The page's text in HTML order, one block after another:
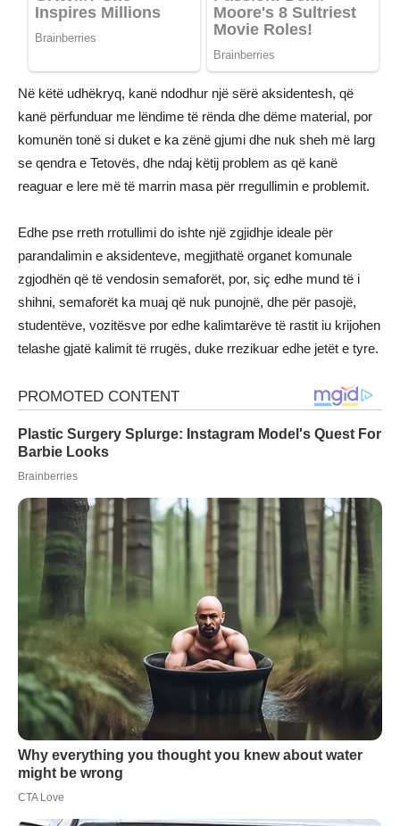
Në këtë udhëkryq, kanë ndodhur një sërë aksidentesh, që
kanë përfunduar me lëndime të rënda dhe dëme material, por
komunën tonë si duket e ka zënë gjumi dhe nuk sheh më larg
se qendra e Tetovës, dhe ndaj këtij problem as që kanë
reaguar e lere më të marrin masa për rregullimin e problemit.
Edhe pse rreth rrotullimi do ishte një zgjidhje ideale për
parandalimin e aksidenteve, megjithatë organet komunale
zgjodhën që të vendosin semaforët, por, siç edhe mund të i
shihni, semaforët ka muaj që nuk punojnë, dhe për pasojë,
studentëve, vozitësve por edhe kalimtarëve të rastit iu krijohen
telashe gjatë kalimit të rrugës, duke rrezikuar edhe jetët e tyre.